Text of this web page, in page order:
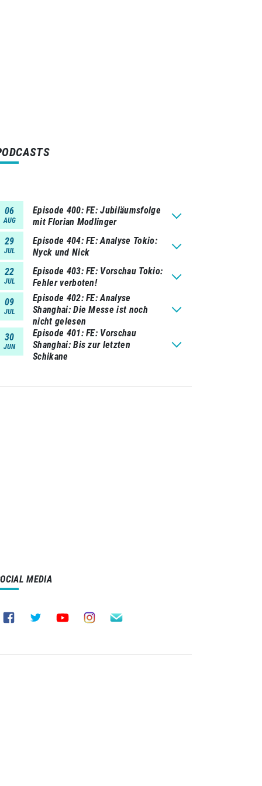
06
AUG
Episode 400 FE: Jubiläumsfolge
mit Florian Modlinger
29
JUL
Episode 404 FE: Analyse Tokio:
Nyck und Nick
22
JUL
Episode 403 FE: Vorschau Tokio:
Fehler verboten!
09
JUL
Episode 402 FE: Analyse
Shanghai: Die Messe ist noch
nicht gelesen
30
JUN
Episode 401 FE: Vorschau
Shanghai: Bis zur letzten
Schikane
MEDIA